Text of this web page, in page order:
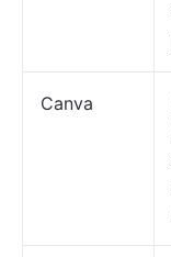
Canva